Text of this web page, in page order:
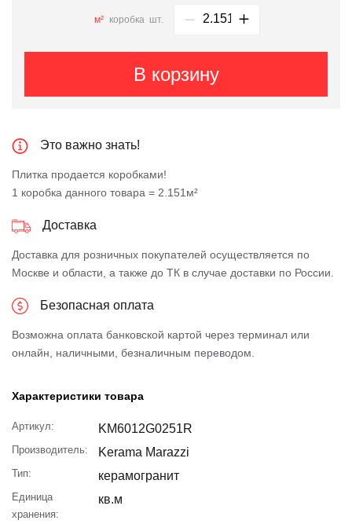
м² коробка шт.
В корзину
Это важно знать!
Плитка продается коробками!
1 коробка данного товара = 2.151м²
Доставка
Доставка для розничных покупателей осуществляется по
Москве и области, а также до ТК в случае доставки по России.
Безопасная оплата
Возможна оплата банковской картой через терминал или
онлайн, наличными, безналичным переводом.
Характеристики товара
Артикул: KM6012G0251R
Производитель: Kerama Marazzi
Тип: керамогранит
Единица
хранения:
кв.м